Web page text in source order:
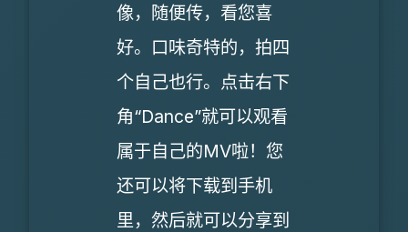
像，随便传，看您喜
好。口味奇特的，拍四
个自己也行。点击右下
角“Dance”就可以观看
属于自己的MV啦！您
还可以将下载到手机
里，然后就可以分享到